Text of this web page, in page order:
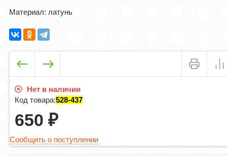
Материал: латунь
Нет в наличии
Код товара:528-437
650₽
Сообщить о поступлении